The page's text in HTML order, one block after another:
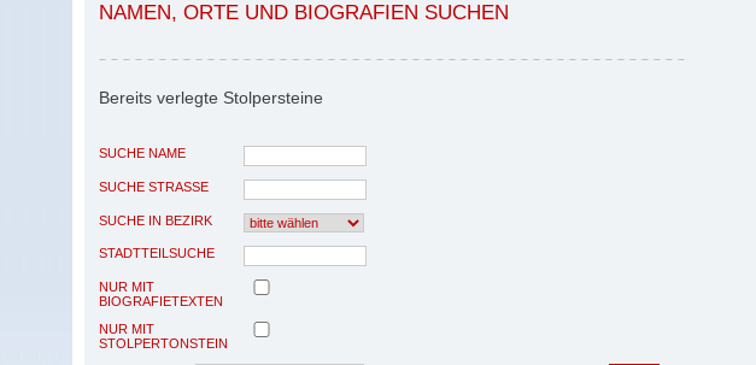
NAMEN, ORTE UND BIOGRAFIEN SUCHEN
Bereits verlegte Stolpersteine
SUCHE NAME
SUCHE STRASSE
SUCHE IN BEZIRK
STADTTEILSUCHE
NUR MIT
BIOGRAFIETEXTEN
NUR MIT
STOLPERTONSTEIN